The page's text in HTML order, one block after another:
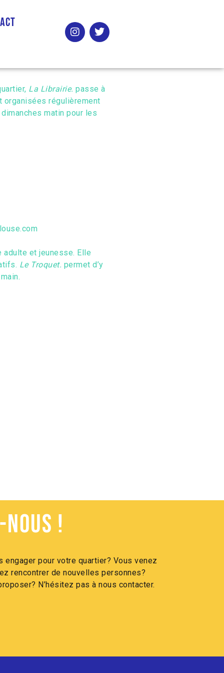
La Librairie. passe à
organisées régulièrement
matin pour les
et jeunesse. Elle
Le Troquet. permet d’y
nous !
engager pour votre quartier? Vous venez
rencontrer de nouvelles personnes?
N’hésitez pas à nous contacter.